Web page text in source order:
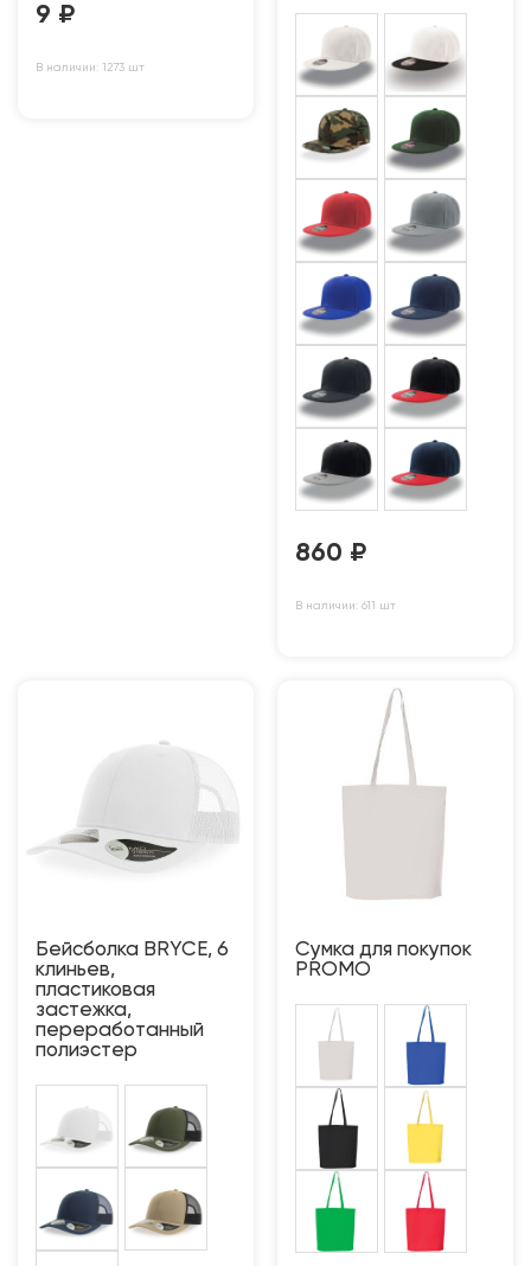
9 ₽
В наличии: 1273 шт
860 ₽
В наличии: 611 шт
Бейсболка BRYCE, 6
клиньев,
пластиковая
застежка,
переработанный
полиэстер
Сумка для покупок
PROMO